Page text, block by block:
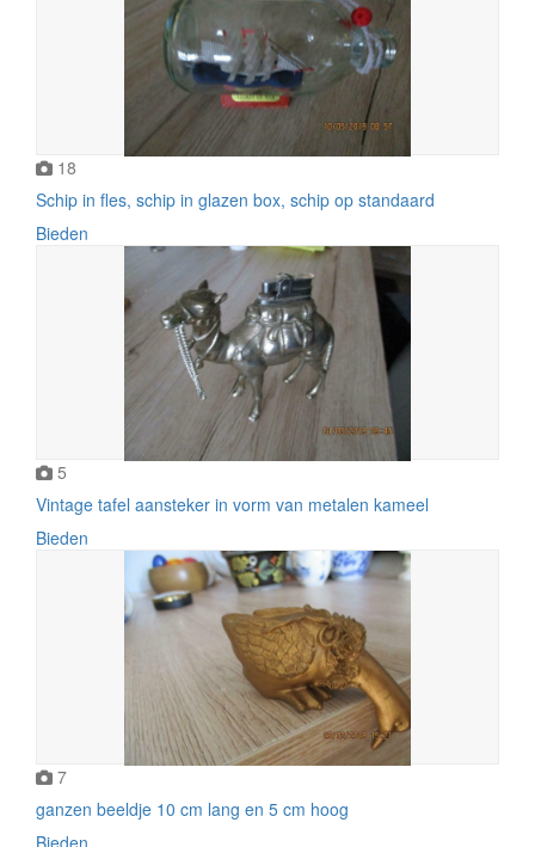
18
Schip in fles, schip in glazen box, schip op standaard
Bieden
5
Vintage tafel aansteker in vorm van metalen kameel
Bieden
7
ganzen beeldje 10 cm lang en 5 cm hoog
Bieden